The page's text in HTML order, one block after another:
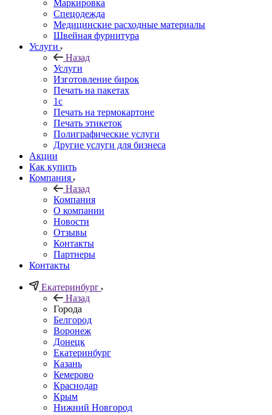
Маркировка
Спецодежда
Медицинские расходные материалы
Швейная фурнитура
Услуги
Назад
Услуги
Изготовление бирок
Печать на пакетах
1c
Печать на термокартоне
Печать этикеток
Полиграфические услуги
Другие услуги для бизнеса
Акции
Как купить
Компания
Назад
Компания
О компании
Новости
Отзывы
Контакты
Партнеры
Контакты
Екатеринбург
Назад
Города
Белгород
Воронеж
Донецк
Екатеринбург
Казань
Кемерово
Краснодар
Крым
Нижний Новгород